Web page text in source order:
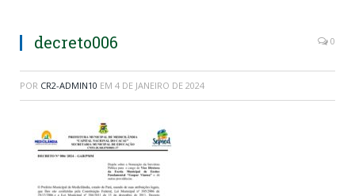
decreto006 0
POR CR2-ADMIN10 EM 4 DE JANEIRO DE 2024